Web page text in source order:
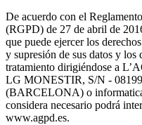
De acuerdo con el
(RGPD) de 27 de abril de
que puede ejercer los
y supresión de sus datos y
tratamiento dirigiéndose a
LG MONESTIR, S/N -
(BARCELONA) o
considera necesario podrá
www.agpd.es.